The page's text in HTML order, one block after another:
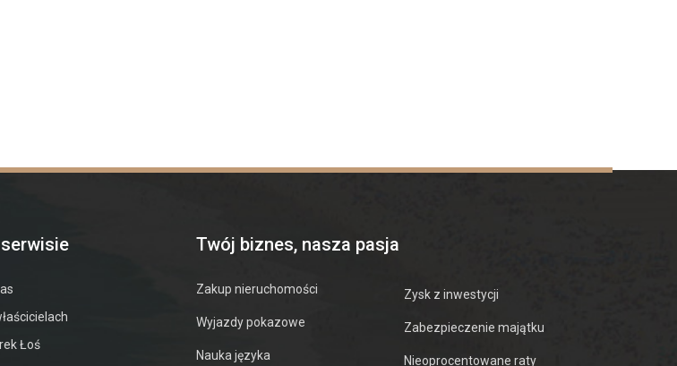
Łoś
Twój biznes, nasza pasja
Zakup nieruchomości
Wyjazdy pokazowe
Nauka języka
Zysk z inwestycji
Zabezpieczenie majątku
Nieoprocentowane raty